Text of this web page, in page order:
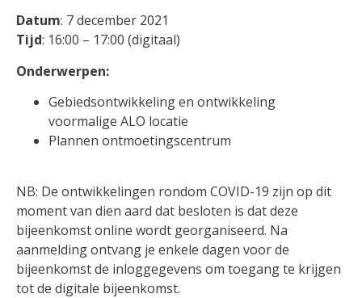
Datum: 7 december 2021
Tijd: 16:00 – 17:00 (digitaal)
Onderwerpen:
Gebiedsontwikkeling en ontwikkeling
voormalige ALO locatie
Plannen ontmoetingscentrum
NB: De ontwikkelingen rondom COVID-19 zijn op dit
moment van dien aard dat besloten is dat deze
bijeenkomst online wordt georganiseerd. Na
aanmelding ontvang je enkele dagen voor de
bijeenkomst de inloggegevens om toegang te krijgen
tot de digitale bijeenkomst.